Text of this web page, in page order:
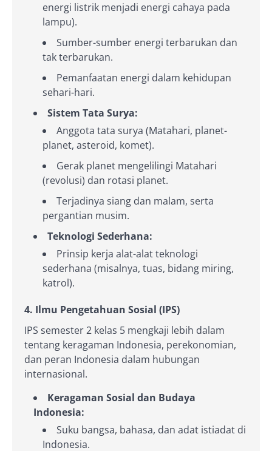
energi listrik menjadi energi cahaya pada
lampu).
Sumber-sumber energi terbarukan dan
tak terbarukan.
Pemanfaatan energi dalam kehidupan
sehari-hari.
Sistem Tata Surya:
Anggota tata surya (Matahari, planet-
planet, asteroid, komet).
Gerak planet mengelilingi Matahari
(revolusi) dan rotasi planet.
Terjadinya siang dan malam, serta
pergantian musim.
Teknologi Sederhana:
Prinsip kerja alat-alat teknologi
sederhana (misalnya, tuas, bidang miring,
katrol).
4. Ilmu Pengetahuan Sosial (IPS)
IPS semester 2 kelas 5 mengkaji lebih dalam
tentang keragaman Indonesia, perekonomian,
dan peran Indonesia dalam hubungan
internasional.
Keragaman Sosial dan Budaya
Indonesia:
Suku bangsa, bahasa, dan adat istiadat di
Indonesia.